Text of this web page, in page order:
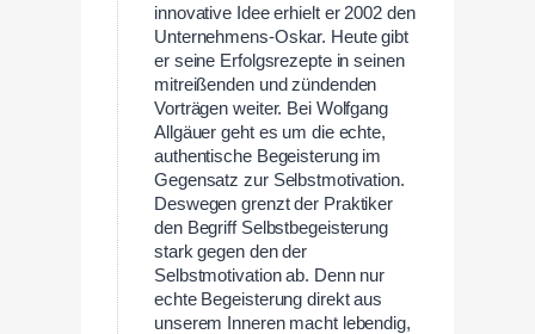
innovative Idee erhielt er 2002 den
Unternehmens-Oskar. Heute gibt
er seine Erfolgsrezepte in seinen
mitreißenden und zündenden
Vorträgen weiter. Bei Wolfgang
Allgäuer geht es um die echte,
authentische Begeisterung im
Gegensatz zur Selbstmotivation.
Deswegen grenzt der Praktiker
den Begriff Selbstbegeisterung
stark gegen den der
Selbstmotivation ab. Denn nur
echte Begeisterung direkt aus
unserem Inneren macht lebendig,